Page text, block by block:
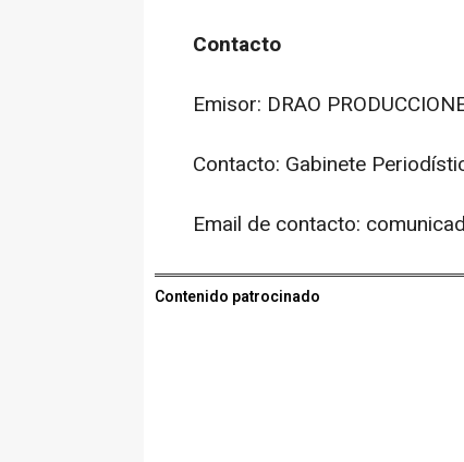
Contacto
Emisor: DRAO
Contacto: Gabinete
Email de contacto:
Contenido patrocinado